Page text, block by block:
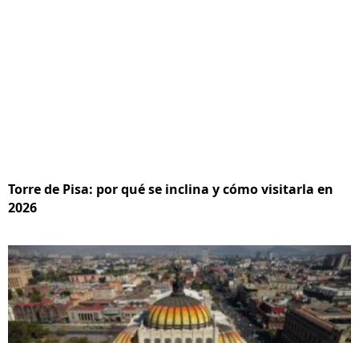
Torre de Pisa: por qué se inclina y cómo visitarla en
2026